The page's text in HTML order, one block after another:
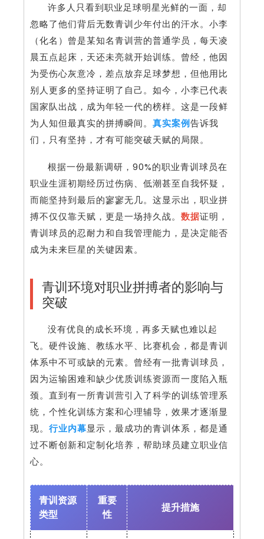
许多人只看到职业足球明星光鲜的一面，却
忽略了他们背后无数青训少年付出的汗水。小李
（化名）曾是某知名青训营的普通学员，每天凌
晨五点起床，天还未亮就开始训练。曾经，他因
为受伤心灰意冷，差点放弃足球梦想，但他用比
别人更多的坚持证明了自己。如今，小李已代表
国家队出战，成为年轻一代的榜样。这是一段鲜
为人知但最真实的拼搏瞬间。 真实案例告诉我
们，只有坚持，才有可能突破天赋的局限。
根据一份最新调研，90%的职业青训球员在
职业生涯初期经历过伤病、低潮甚至自我怀疑，
而能坚持到最后的寥寥无几。这显示出，职业拼
搏不仅仅靠天赋，更是一场持久战。 数据证明，
青训球员的忍耐力和自我管理能力，是决定能否
成为未来巨星的关键因素。
青训环境对职业拼搏者的影响与
突破
没有优良的成长环境，再多天赋也难以起
飞。硬件设施、教练水平、比赛机会，都是青训
体系中不可或缺的元素。曾经有一批青训球员，
因为运输困难和缺少优质训练资源而一度陷入瓶
颈。直到有一所青训营引入了科学的训练管理系
统，个性化训练方案和心理辅导，效果才逐渐显
现。 行业内幕显示，最成功的青训体系，都是通
过不断创新和定制化培养，帮助球员建立职业信
心。
青训资源
类型
重要
性
提升措施